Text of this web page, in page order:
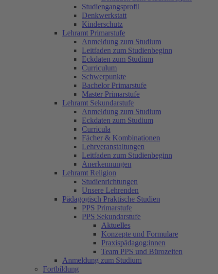
Studiengangsprofil
Denkwerkstatt
Kinderschutz
Lehramt Primarstufe
Anmeldung zum Studium
Leitfaden zum Studienbeginn
Eckdaten zum Studium
Curriculum
Schwerpunkte
Bachelor Primarstufe
Master Primarstufe
Lehramt Sekundarstufe
Anmeldung zum Studium
Eckdaten zum Studium
Curricula
Fächer & Kombinationen
Lehrveranstaltungen
Leitfaden zum Studienbeginn
Anerkennungen
Lehramt Religion
Studienrichtungen
Unsere Lehrenden
Pädagogisch Praktische Studien
PPS Primarstufe
PPS Sekundarstufe
Aktuelles
Konzepte und Formulare
Praxispädagog:innen
Team PPS und Bürozeiten
Anmeldung zum Studium
Fortbildung